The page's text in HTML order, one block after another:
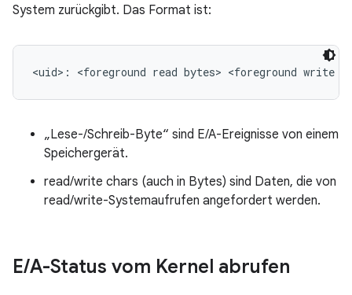
System zurückgibt. Das Format ist:
„Lese-/Schreib-Byte“ sind E/A-Ereignisse von einem
Speichergerät.
read/write chars (auch in Bytes) sind Daten, die von
read/write-Systemaufrufen angefordert werden.
E/A-Status vom Kernel abrufen